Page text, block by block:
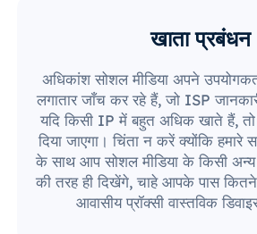
खाता प्रबंधन
अधिकांश सोशल मीडिया अपने
लगातार जाँच कर रहे हैं, जो ISP
यदि किसी IP में बहुत अधिक खाते हैं, तो
दिया जाएगा। चिंता न करें क्योंकि हमारे
के साथ आप सोशल मीडिया के किसी अन्य
की तरह ही दिखेंगे, चाहे आपके पास कितने
आवासीय प्रॉक्सी वास्तविक